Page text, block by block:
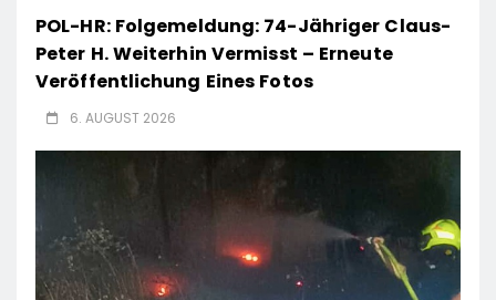
POL-HR: Folgemeldung: 74-Jähriger Claus-
Peter H. Weiterhin Vermisst – Erneute
Veröffentlichung Eines Fotos
6. AUGUST 2026